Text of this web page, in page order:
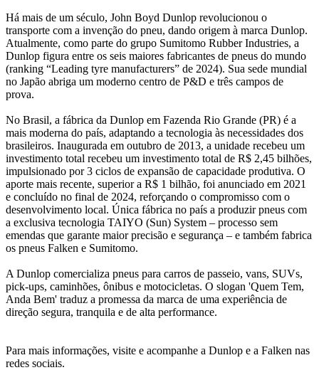
Há mais de um século, John Boyd Dunlop revolucionou o
transporte com a invenção do pneu, dando origem à marca Dunlop.
Atualmente, como parte do grupo Sumitomo Rubber Industries, a
Dunlop figura entre os seis maiores fabricantes de pneus do mundo
(ranking “Leading tyre manufacturers” de 2024). Sua sede mundial
no Japão abriga um moderno centro de P&D e três campos de
prova.
No Brasil, a fábrica da Dunlop em Fazenda Rio Grande (PR) é a
mais moderna do país, adaptando a tecnologia às necessidades dos
brasileiros. Inaugurada em outubro de 2013, a unidade recebeu um
investimento total recebeu um investimento total de R$ 2,45 bilhões,
impulsionado por 3 ciclos de expansão de capacidade produtiva. O
aporte mais recente, superior a R$ 1 bilhão, foi anunciado em 2021
e concluído no final de 2024, reforçando o compromisso com o
desenvolvimento local. Única fábrica no país a produzir pneus com
a exclusiva tecnologia TAIYO (Sun) System – processo sem
emendas que garante maior precisão e segurança – e também fabrica
os pneus Falken e Sumitomo.
A Dunlop comercializa pneus para carros de passeio, vans, SUVs,
pick-ups, caminhões, ônibus e motocicletas. O slogan 'Quem Tem,
Anda Bem' traduz a promessa da marca de uma experiência de
direção segura, tranquila e de alta performance.
Para mais informações, visite e acompanhe a Dunlop e a Falken nas
redes sociais.